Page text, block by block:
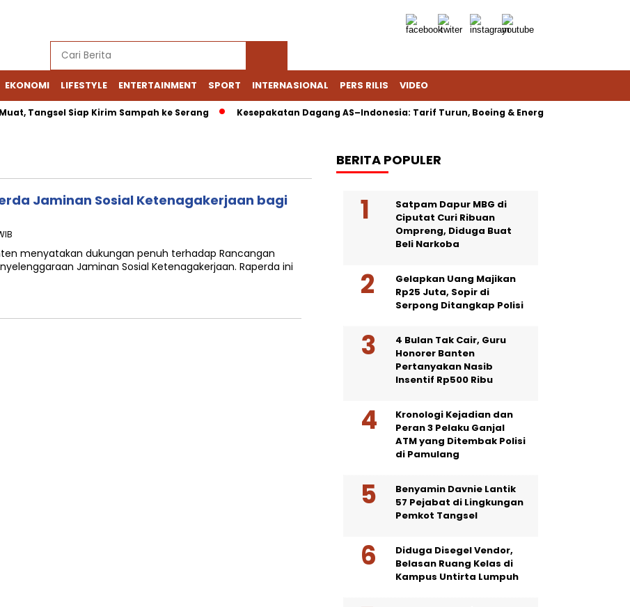
EKONOMI LIFESTYLE ENTERTAINMENT SPORT INTERNASIONAL PERS RILIS VIDEO
Tangsel Siap Kirim Sampah ke Serang Kesepakatan Dagang AS–Indonesia: Tarif Turun, Boeing & Energi Jadi Sorotan
Jaminan Sosial Ketenagakerjaan bagi
menyatakan dukungan penuh terhadap Rancangan
Jaminan Sosial Ketenagakerjaan. Raperda ini
BERITA POPULER
Satpam Dapur MBG di
Ciputat Curi Ribuan
Ompreng, Diduga Buat
Beli Narkoba
Gelapkan Uang Majikan
Rp25 Juta, Sopir di
Serpong Ditangkap Polisi
4 Bulan Tak Cair, Guru
Honorer Banten
Pertanyakan Nasib
Insentif Rp500 Ribu
Kronologi Kejadian dan
Peran 3 Pelaku Ganjal
ATM yang Ditembak Polisi
di Pamulang
Benyamin Davnie Lantik
57 Pejabat di Lingkungan
Pemkot Tangsel
Diduga Disegel Vendor,
Belasan Ruang Kelas di
Kampus Untirta Lumpuh